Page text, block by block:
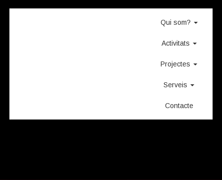
Qui som?
Activitats
Projectes
Serveis
Contacte